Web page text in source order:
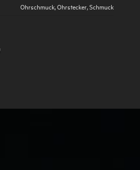
Ohrschmuck Ohrstecker Schmuck